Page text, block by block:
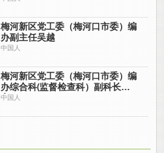
梅河新区党工委（梅河口市委）编
办副主任吴越
中国人
梅河新区党工委（梅河口市委）编
办综合科(监督检查科）副科长王
亮
中国人